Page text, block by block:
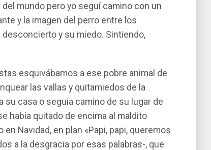
mundo pero yo seguí­ camino con un
y la imagen del perro entre los
y su miedo. Sintiendo,
esquivábamos a ese pobre animal de
las vallas y quitamiedos de la
su casa o seguí­a camino de su lugar de
habí­a quitado de encima al maldito
Navidad, en plan «Papi, papi, queremos
a la desgracia por esas palabras-, que